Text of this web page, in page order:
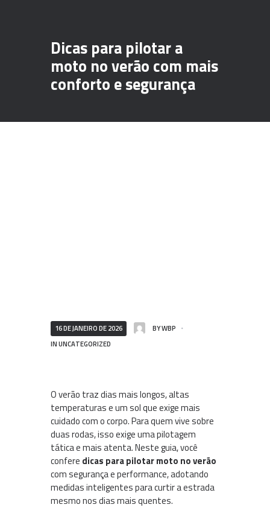
Dicas para pilotar a
moto no verão com mais
conforto e segurança
16 DE JANEIRO DE 2026 BYWBP
INUNCATEGORIZED
O verão traz dias mais longos, altas
temperaturas e um sol que exige mais
cuidado com o corpo. Para quem vive sobre
duas rodas, isso exige uma pilotagem
tática e mais atenta. Neste guia, você
confere dicas para pilotar moto no verão
com segurança e performance, adotando
medidas inteligentes para curtir a estrada
mesmo nos dias mais quentes.